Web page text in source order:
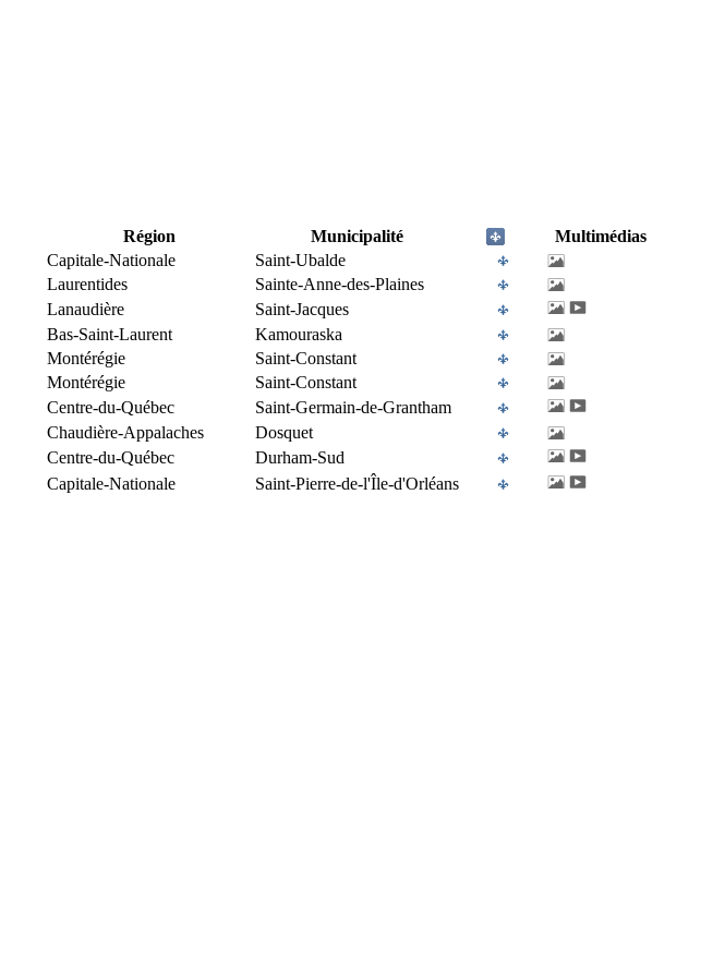
Région Municipalité
Multimédias
Capitale-Nationale
Saint-Ubalde
Laurentides
Sainte-Anne-des-Plaines
Lanaudière
Saint-Jacques
Bas-Saint-Laurent
Kamouraska
Montérégie
Saint-Constant
Montérégie
Saint-Constant
Centre-du-Québec
Saint-Germain-de-Grantham
Chaudière-Appalaches
Dosquet
Centre-du-Québec
Durham-Sud
Capitale-Nationale Saint-Pierre-de-l'Île-d'Orléans